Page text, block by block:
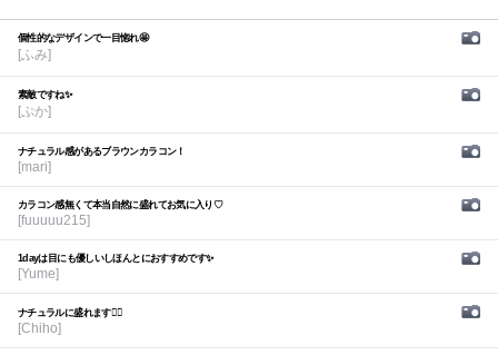
個性的なデザインで一目惚れ🤩
[ふみ]
素敵ですね✨
[ぷか]
ナチュラル感があるブラウンカラコン！
[mari]
カラコン感無くて本当自然に盛れてお気に入り♡
[fuuuuu215]
1dayは目にも優しいしほんとにおすすめです✨
[Yume]
ナチュラルに盛れます🙆‍♀️
[Chiho]